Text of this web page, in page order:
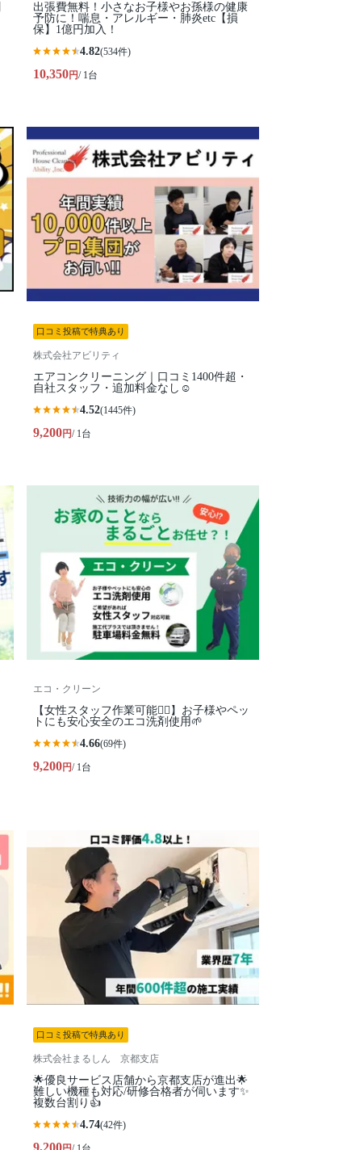
出張費無料！小さなお子様やお孫様の健康
予防に！喘息・アレルギー・肺炎etc【損
保】1億円加入！
4.82(534件)
10,350円/ 1台
口コミ投稿で特典あり
株式会社アビリティ
エアコンクリーニング｜口コミ1400件超・
自社スタッフ・追加料金なし☺️
4.52(1445件)
9,200円/ 1台
エコ・クリーン
【女性スタッフ作業可能🙆‍♀️】お子様やペッ
トにも安心安全のエコ洗剤使用🌱
4.66(69件)
9,200円/ 1台
口コミ投稿で特典あり
株式会社まるしん 京都支店
🌟優良サービス店舗から京都支店が進出🌟
難しい機種も対応/研修合格者が伺います✨
複数台割り👍
4.74(42件)
9,200